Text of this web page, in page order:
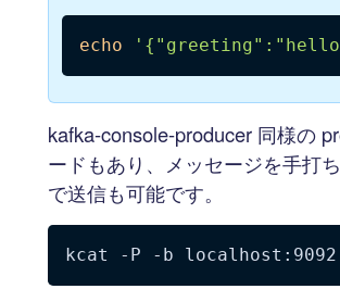
echo
kafka-console-producer 同様の
ードもあり、メッセージを手打
で送信も可能です。
kcat -P -b localhost:9092